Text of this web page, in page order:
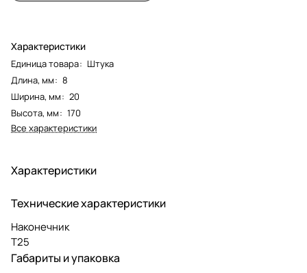
Характеристики
Единица товара: Штука
Длина, мм: 8
Ширина, мм: 20
Высота, мм: 170
Все характеристики
Характеристики
Технические характеристики
Наконечник
T25
Габариты и упаковка